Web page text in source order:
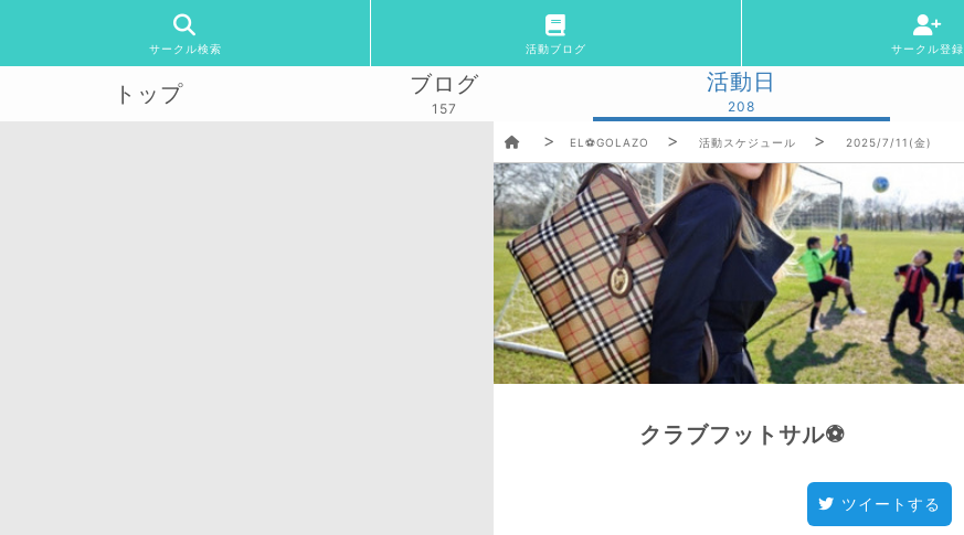
サークル検索 活動ブログ サークル登録
トップ ブログ
157
活動日
208
EL⚽GOLAZO 活動スケジュール 2025/7/11(金)
クラブフットサル⚽
ツイートする